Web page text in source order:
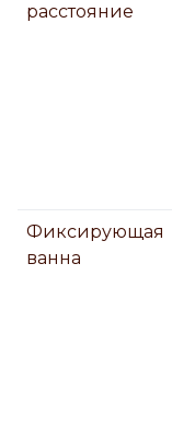
расстояние
Фиксирующая
ванна